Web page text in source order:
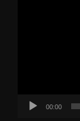
00:00